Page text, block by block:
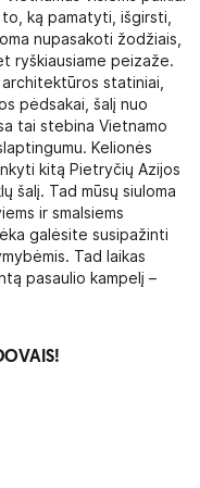
ką pamatyti, išgirsti,
nupasakoti žodžiais,
ryškiausiame peizaže.
statiniai,
pėdsakai, šalį nuo
tai stebina Vietnamo
Kelionės
kitą Pietryčių Azijos
šalį. Tad mūsų siuloma
ir smalsiems
galėsite susipažinti
Tad laikas
pasaulio kampelį –